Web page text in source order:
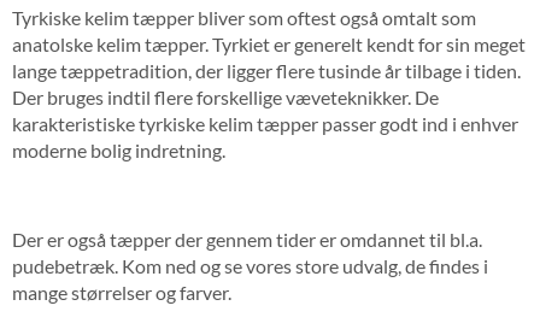
Tyrkiske kelim tæpper bliver som oftest også omtalt som
anatolske kelim tæpper. Tyrkiet er generelt kendt for sin meget
lange tæppetradition, der ligger flere tusinde år tilbage i tiden.
Der bruges indtil flere forskellige væveteknikker. De
karakteristiske tyrkiske kelim tæpper passer godt ind i enhver
moderne bolig indretning.
Der er også tæpper der gennem tider er omdannet til bl.a.
pudebetræk. Kom ned og se vores store udvalg, de findes i
mange størrelser og farver.